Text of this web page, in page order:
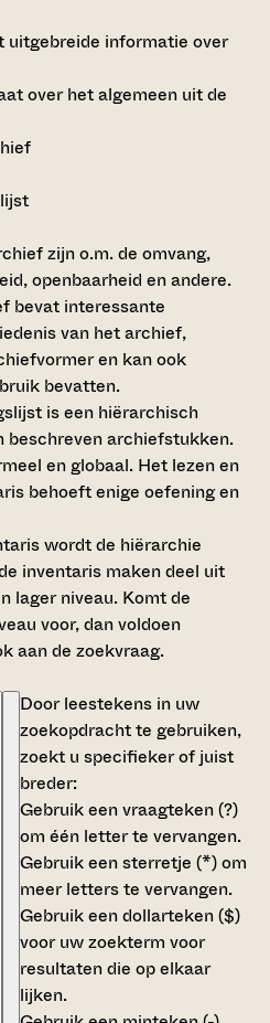
uitgebreide informatie over
over het algemeen uit de
zijn o.m. de omvang,
openbaarheid en andere.
bevat interessante
van het archief,
en kan ook
bevatten.
is een hiërarchisch
beschreven archiefstukken.
en globaal. Het lezen en
behoeft enige oefening en
wordt de hiërarchie
inventaris maken deel uit
lager niveau. Komt de
voor, dan voldoen
aan de zoekvraag.
Door leestekens in uw
zoekopdracht te gebruiken,
zoekt u specifieker of juist
breder:
Gebruik eenvraagteken (?)
om één letter te vervangen.
Gebruik eensterretje (*)om
meer letters te vervangen.
Gebruik eendollarteken ($)
voor uw zoekterm voor
resultaten die op elkaar
lijken.